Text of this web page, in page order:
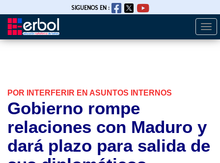
Pasar
SIGUENOS EN :
POR INTERFERIR EN ASUNTOS INTERNOS
Gobierno rompe
relaciones con Maduro y
dará plazo para salida de